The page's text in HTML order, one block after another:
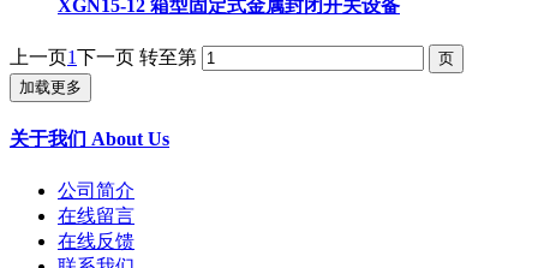
XGN15-12 箱型固定式金属封闭开关设备
上一页1下一页 转至第
加载更多
关于我们 About Us
公司简介
在线留言
在线反馈